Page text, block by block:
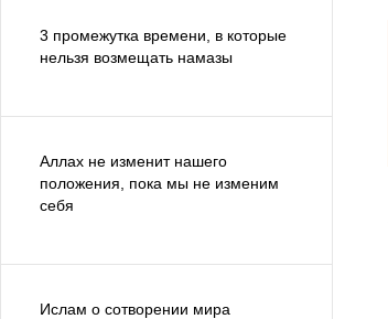
3 промежутка времени, в которые
нельзя возмещать намазы
Аллах не изменит нашего
положения, пока мы не изменим
себя
Ислам о сотворении мира